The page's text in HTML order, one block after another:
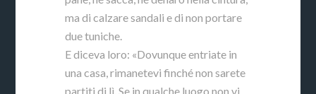
ma di calzare sandali e di non portare
due tuniche.
E diceva loro: «Dovunque entriate in
una casa, rimanetevi finché non sarete
partiti di lì. Se in qualche luogo non vi